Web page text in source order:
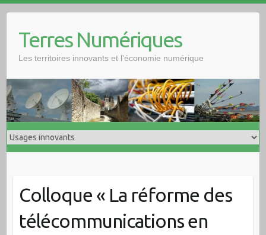
Terres Numériques
Les territoires innovants et l'économie numérique
Colloque « La réforme des
télécommunications en